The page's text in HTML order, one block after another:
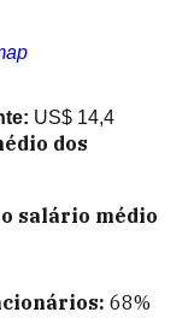
US$ 14,4
dos
salário médio
68%